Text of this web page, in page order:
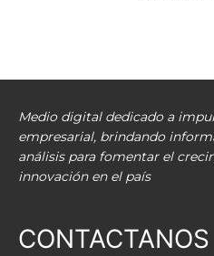
Medio digital dedicado a
empresarial, brindando
análisis para fomentar el
innovación en el país
CONTACTANOS